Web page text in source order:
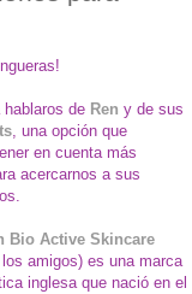
hablaros de Ren y de sus
, una opción que
en cuenta más
acercarnos a sus
Bio Active Skincare
amigos) es una marca
inglesa que nació en el